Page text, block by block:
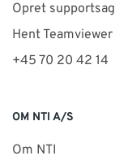
Opret supportsag
Hent Teamviewer
+45 70 20 42 14
OM NTI A/S
Om NTI